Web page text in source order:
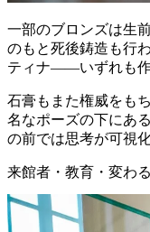
一部のブロンズは生
のもと死後鋳造も行
ティナ——いずれも作
石膏もまた権威をも
名なポーズの下にあ
の前では思考が可視
来館者・教育・変わ